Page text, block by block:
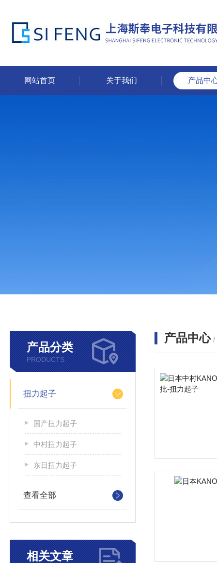
网站首页 关于我们 产品中
产品分类
PRODUCTS
扭力起子
国产扭力起子
中村扭力起子
东日扭力起子
查看全部
相关文章
产品中心 /